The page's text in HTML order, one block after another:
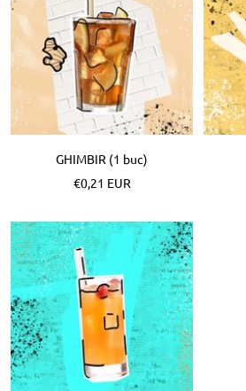
GHIMBIR (1 buc)
Pret
€0,21 EUR